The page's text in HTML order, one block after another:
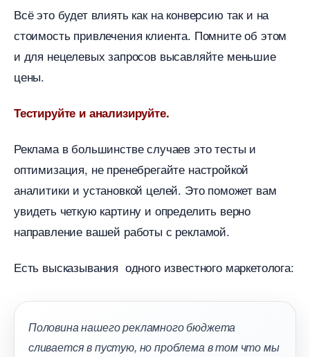
сё это будет влиять как на конверсию так и на
стоимость привлечения клиента. Помните об этом
и для нецелевых запросов высавляйте меньшие
цены.
Тестируйте и анализируйте.
Реклама в большинстве случаев это тесты и
оптимизация, не пренебрегайте настройкой
аналитики и установкой целей. Это поможет вам
увидеть четкую картину и определить верно
направление вашей работы с рекламой.
Есть высказывания одного известного маркетолога:
Половина нашего рекламного бюджета
сливается в пустую, но проблема в том что мы